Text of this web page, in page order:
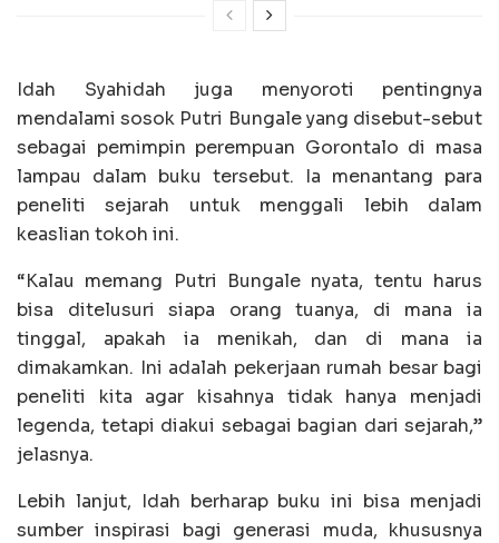
Idah Syahidah juga menyoroti pentingnya
mendalami sosok Putri Bungale yang disebut-sebut
sebagai pemimpin perempuan Gorontalo di masa
lampau dalam buku tersebut. Ia menantang para
peneliti sejarah untuk menggali lebih dalam
keaslian tokoh ini.
“Kalau memang Putri Bungale nyata, tentu harus
bisa ditelusuri siapa orang tuanya, di mana ia
tinggal, apakah ia menikah, dan di mana ia
dimakamkan. Ini adalah pekerjaan rumah besar bagi
peneliti kita agar kisahnya tidak hanya menjadi
legenda, tetapi diakui sebagai bagian dari sejarah,”
jelasnya.
Lebih lanjut, Idah berharap buku ini bisa menjadi
sumber inspirasi bagi generasi muda, khususnya